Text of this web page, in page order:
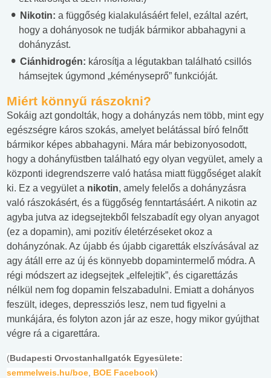
Nikotin: a függőség kialakulásáért felel, ezáltal azért,
hogy a dohányosok ne tudják bármikor abbahagyni a
dohányzást.
Ciánhidrogén: károsítja a légutakban található csillós
hámsejtek úgymond „kéményseprő” funkcióját.
Miért könnyű rászokni?
Sokáig azt gondolták, hogy a dohányzás nem több, mint egy
egészségre káros szokás, amelyet belátással bíró felnőtt
bármikor képes abbahagyni. Mára már bebizonyosodott,
hogy a dohányfüstben található egy olyan vegyület, amely a
központi idegrendszerre való hatása miatt függőséget alakít
ki. Ez a vegyület a nikotin, amely felelős a dohányzásra
való rászokásért, és a függőség fenntartásáért. A nikotin az
agyba jutva az idegsejtekből felszabadít egy olyan anyagot
(ez a dopamin), ami pozitív életérzéseket okoz a
dohányzónak. Az újabb és újabb cigaretták elszívásával az
agy átáll erre az új és könnyebb dopamintermelő módra. A
régi módszert az idegsejtek „elfelejtik”, és cigarettázás
nélkül nem fog dopamin felszabadulni. Emiatt a dohányos
feszült, ideges, depressziós lesz, nem tud figyelni a
munkájára, és folyton azon jár az esze, hogy mikor gyújthat
végre rá a cigarettára.
(Budapesti Orvostanhallgatók Egyesülete:
semmelweis.hu/boe BOE Facebook)